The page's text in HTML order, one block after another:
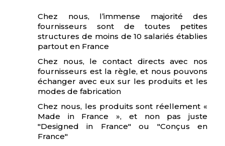
Chez nous, l’immense majorité des
fournisseurs sont de toutes petites
structures de moins de 10 salariés établies
partout en France
Chez nous, le contact directs avec nos
fournisseurs est la règle, et nous pouvons
échanger avec eux sur les produits et les
modes de fabrication
Chez nous, les produits sont réellement «
Made in France », et non pas juste
"Designed in France" ou "Conçus en
France"